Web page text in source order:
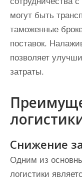
могут быть
таможенные
поставок.
позволяет
затраты.
Снижение
Одним из
логистики